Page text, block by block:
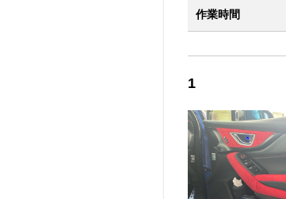
作業時間
1